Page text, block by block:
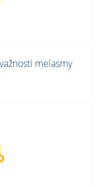
melasmy